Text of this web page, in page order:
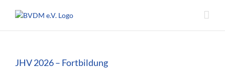
Inhalt
JHV 2026 – Fortbildung